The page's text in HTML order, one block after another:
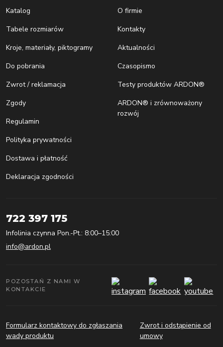
Katalog
Tabele rozmiarów
Kroje, materiały, piktogramy
Do pobrania
Zwrot / reklamacja
Zgody
Regulamin
Polityka prywatności
Dostawa i płatność
Deklaracja zgodności
O firmie
Kontakty
Aktualności
Czasopismo
Testy produktów ARDON®
ARDON® i zrównoważony
rozwój
722 397 175
Infolinia czynna Pon.-Pt.: 8:00–15:00
info@ardon.pl
POZOSTAŃ Z NAMI W
KONTAKCIE
Formularz kontaktowy do zgłaszania
wady produktu
Zwrot i odstąpienie od
umowy